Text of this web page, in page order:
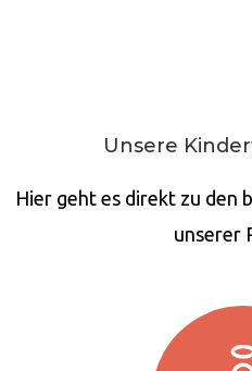
Unsere
Hier geht es direkt zu den
unserer